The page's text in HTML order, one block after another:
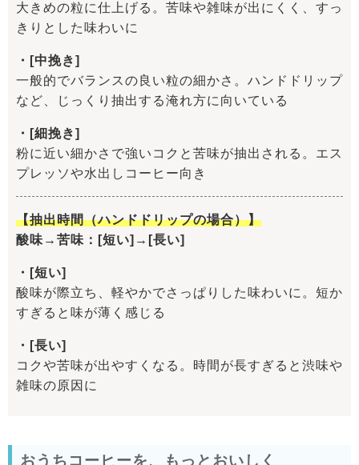
大きめの粒に仕上げる。苦味や雑味が出にくく、すっ
きりとした味わいに
・[中挽き]
一般的でバランスの良い粒の細かさ。ハンドドリップ
など、じっくり抽出する淹れ方に向いている
・[細挽き]
粉に近い細かさで強いコクと苦味が抽出される。エス
プレッソや水出しコーヒー向き
【抽出時間（ハンドドリップの場合）】
酸味→苦味：[短い]→[長い]
・[短い]
酸味が際立ち、軽やかでさっぱりした味わいに。短か
すぎると味が薄く感じる
・[長い]
コクや苦味が出やすくなる。時間が長すぎると渋味や
雑味の原因に
おうちコーヒーを、もっとおいしく